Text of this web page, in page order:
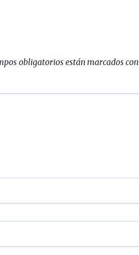
obligatorios están marcados con